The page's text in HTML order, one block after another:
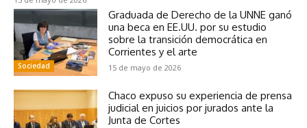
Sociedad
Graduada de Derecho de la UNNE ganó
una beca en EE.UU. por su estudio
sobre la transición democrática en
Corrientes y el arte
15 de mayo de 2026
Chaco expuso su experiencia de prensa
judicial en juicios por jurados ante la
Junta de Cortes